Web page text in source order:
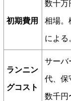
初期費用
数十万
相場。
による
ランニン
グコスト
サーバ
代、保
数千円